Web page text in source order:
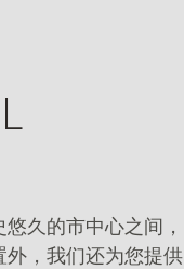
久的市中心之间，
，我们还为您提供